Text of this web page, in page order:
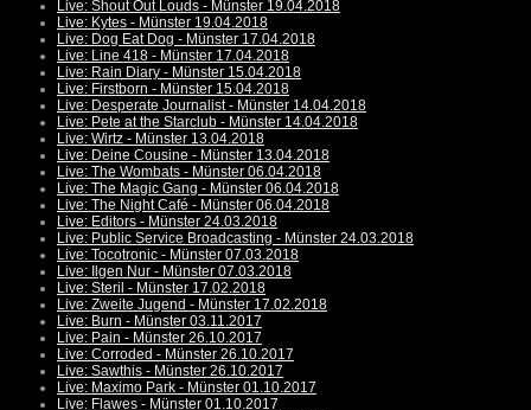
Live: Shout Out Louds - Münster 19.04.2018
Live: Kytes - Münster 19.04.2018
Live: Dog Eat Dog - Münster 17.04.2018
Live: Line 418 - Münster 17.04.2018
Live: Rain Diary - Münster 15.04.2018
Live: Firstborn - Münster 15.04.2018
Live: Desperate Journalist - Münster 14.04.2018
Live: Pete at the Starclub - Münster 14.04.2018
Live: Wirtz - Münster 13.04.2018
Live: Deine Cousine - Münster 13.04.2018
Live: The Wombats - Münster 06.04.2018
Live: The Magic Gang - Münster 06.04.2018
Live: The Night Café - Münster 06.04.2018
Live: Editors - Münster 24.03.2018
Live: Public Service Broadcasting - Münster 24.03.2018
Live: Tocotronic - Münster 07.03.2018
Live: Ilgen Nur - Münster 07.03.2018
Live: Steril - Münster 17.02.2018
Live: Zweite Jugend - Münster 17.02.2018
Live: Burn - Münster 03.11.2017
Live: Pain - Münster 26.10.2017
Live: Corroded - Münster 26.10.2017
Live: Sawthis - Münster 26.10.2017
Live: Maximo Park - Münster 01.10.2017
Live: Flawes - Münster 01.10.2017